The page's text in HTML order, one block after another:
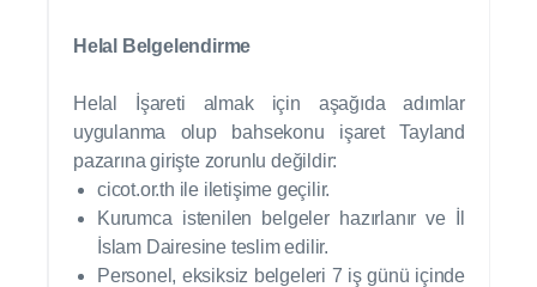
Helal Belgelendirme
Helal İşareti almak için aşağıda adımlar
uygulanma olup bahsekonu işaret Tayland
pazarına girişte zorunlu değildir:
cicot.or.th ile iletişime geçilir.
Kurumca istenilen belgeler hazırlanır ve İl
İslam Dairesine teslim edilir.
Personel, eksiksiz belgeleri 7 iş günü içinde